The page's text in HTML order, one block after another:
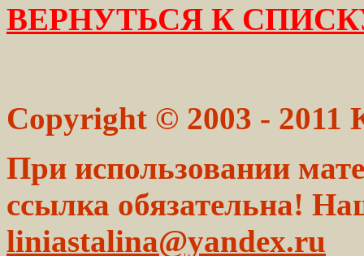
ВЕРНУТЬСЯ К
Copyright © 2003 - 2011
При использовании
ссылка обязательна!
liniastalina@yandex.ru